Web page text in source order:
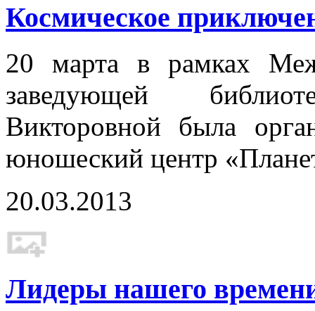
Космическое
20 марта в рамках
заведующей
Викторовной была
юношеский центр
20.03.2013
Лидеры нашего